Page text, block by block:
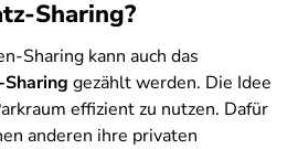
Sharing?
Sharing kann auch das
gezählt werden. Die Idee
effizient zu nutzen. Dafür
anderen ihre privaten